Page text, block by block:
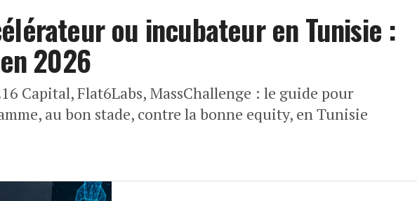
ou incubateur en Tunisie :
2026
Capital, Flat6Labs, MassChallenge : le guide pour
au bon stade, contre la bonne equity, en Tunisie